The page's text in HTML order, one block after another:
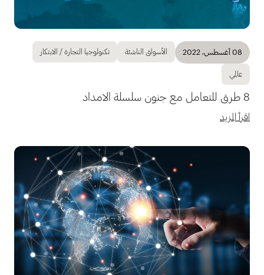
08 أغسطس، 2022 الأسواق الناشئة تكنولوجيا التجارة / الابتكار
عالمي
8 طرق للتعامل مع جنون سلسلة الامداد
اقرأ المزيد